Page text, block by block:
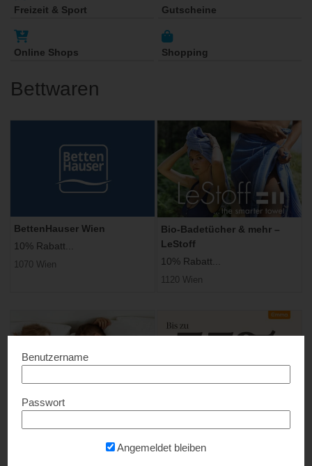
Freizeit & Sport Gutscheine
Online Shops Shopping
Bettwaren
BettenHauser Wien
10% Rabatt...
1070 Wien
Bio-Badetücher & mehr –
LeStoff
10% Rabatt...
1120 Wien
Benutzername
Passwort
Angemeldet bleiben